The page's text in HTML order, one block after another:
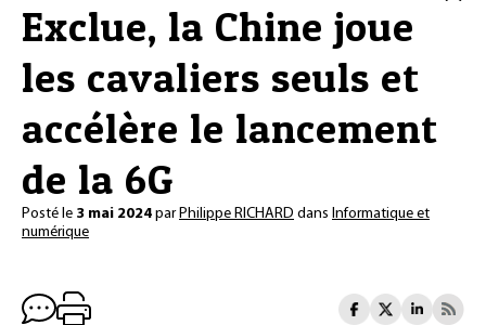
Exclue, la Chine joue
les cavaliers seuls et
accélère le lancement
de la 6G
Posté le 3 mai 2024 parPhilippe RICHARD dans Informatique et
numérique